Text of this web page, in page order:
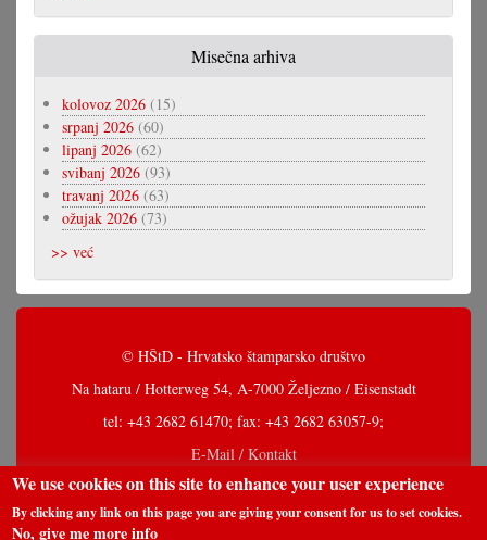
Misečna arhiva
kolovoz 2026 (15)
srpanj 2026 (60)
lipanj 2026 (62)
svibanj 2026 (93)
travanj 2026 (63)
ožujak 2026 (73)
>> već
© HŠtD - Hrvatsko štamparsko društvo
Na hataru / Hotterweg 54, A-7000 Željezno / Eisenstadt
tel: +43 2682 61470; fax: +43 2682 63057-9;
E-Mail / Kontakt
We use cookies on this site to enhance your user experience
By clicking any link on this page you are giving your consent for us to set cookies.
No, give me more info